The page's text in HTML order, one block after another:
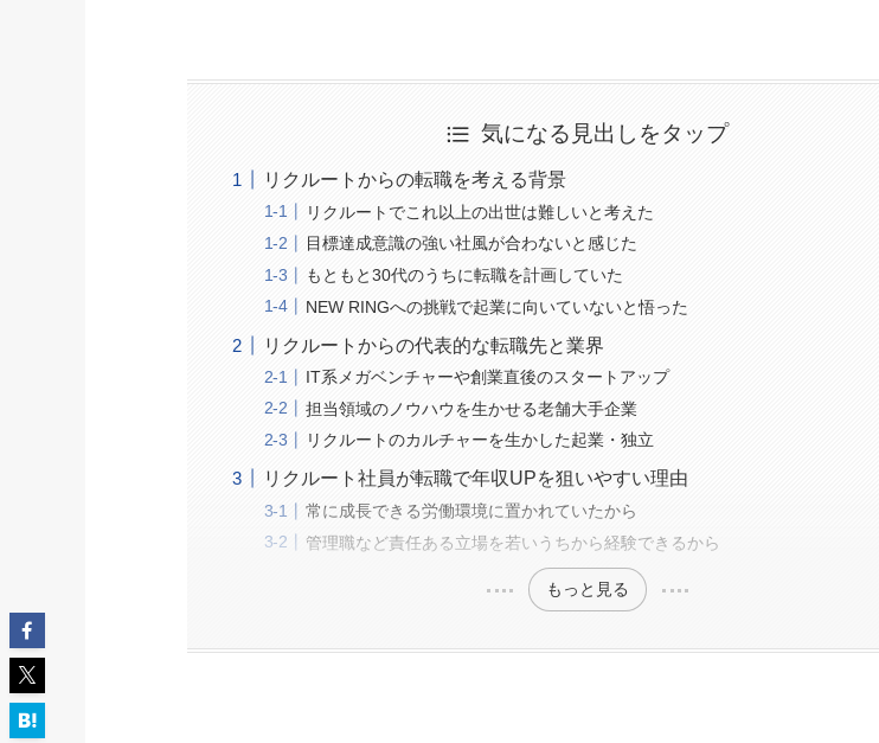
気になる見出しをタップ
リクルートからの転職を考える背景
リクルートでこれ以上の出世は難しいと考えた
目標達成意識の強い社風が合わないと感じた
もともと30代のうちに転職を計画していた
NEW RINGへの挑戦で起業に向いていないと悟った
リクルートからの代表的な転職先と業界
IT系メガベンチャーや創業直後のスタートアップ
担当領域のノウハウを生かせる老舗大手企業
リクルートのカルチャーを生かした起業・独立
リクルート社員が転職で年収UPを狙いやすい理由
常に成長できる労働環境に置かれていたから
管理職など責任ある立場を若いうちから経験できるから
もっと見る